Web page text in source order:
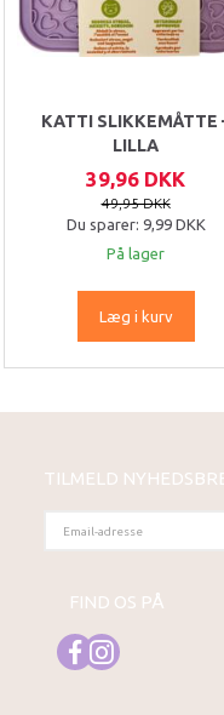
KATTI SLIKKEMÅTTE
LILLA
39,96 DKK
49,95 DKK
Du sparer: 9,99 DKK
På lager
Læg i kurv
TILMELD
ADRESSE
FIND OS PÅ